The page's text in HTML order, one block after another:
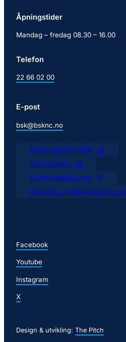
Åpningstider
Mandag – fredag 08.30 – 16.00
Telefon
22 66 02 00
E-post
bsk@bsknc.no
Meld deg inn i BSK
Om klubben
Klubbkolleksjonen
Booking av Bækkelagshuset
Facebook
Youtube
Instagram
X
Design & utvikling: The Pitch